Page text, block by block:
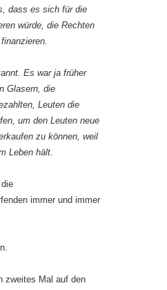
dass es sich für die
würde, die Rechten
Es war ja früher
Glasern, die
Leuten die
um den Leuten neue
zu können, weil
Leben hält.
immer und immer
zweites Mal auf den